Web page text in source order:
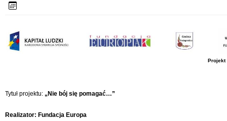
Projekt
Tytuł projektu: „Nie bój się pomagać…”
Realizator: Fundacja Europa